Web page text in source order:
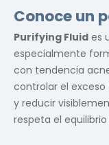
Conoce un
Purifying Fluid es
especialmente
con tendencia
controlar el exceso
y reducir
respeta el